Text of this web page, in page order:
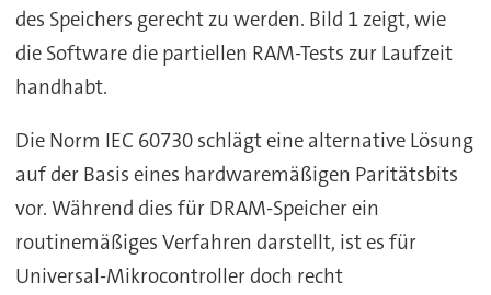
des Speichers gerecht zu werden. Bild 1 zeigt, wie
die Software die partiellen RAM-Tests zur Laufzeit
handhabt.
Die Norm IEC 60730 schlägt eine alternative Lösung
auf der Basis eines hardwaremäßigen Paritätsbits
vor. Während dies für DRAM-Speicher ein
routinemäßiges Verfahren darstellt, ist es für
Universal-Mikrocontroller doch recht